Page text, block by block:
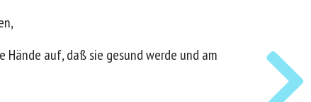
auf, daß sie gesund werde und am